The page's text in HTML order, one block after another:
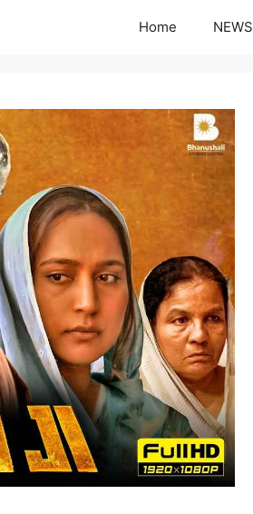
Home NEWS